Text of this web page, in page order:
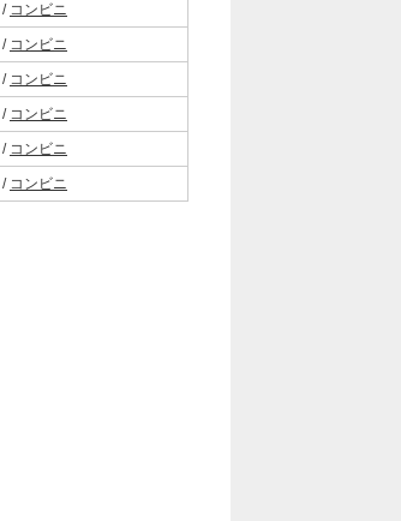
/ コンビニ
/ コンビニ
/ コンビニ
/ コンビニ
/ コンビニ
/ コンビニ